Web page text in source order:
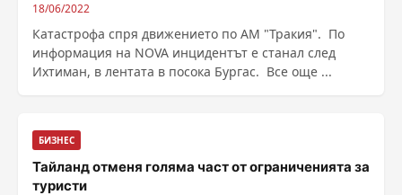
18/06/2022
Катастрофа спря движението по АМ "Тракия". По
информация на NOVA инцидентът е станал след
Ихтиман, в лентата в посока Бургас. Все още ...
БИЗНЕС
Тайланд отменя голяма част от ограниченията за
туристи